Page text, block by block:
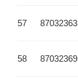
57 87032363
58 87032369